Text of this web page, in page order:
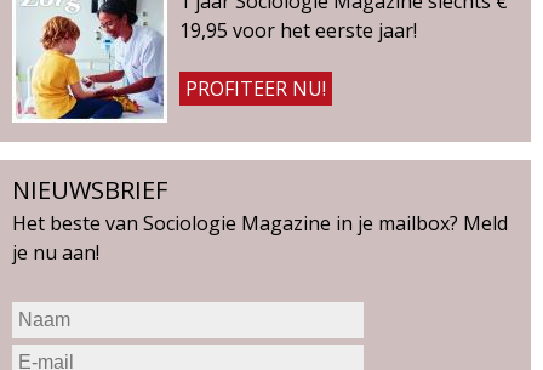
19,95 voor het eerste jaar!
PROFITEER NU!
NIEUWSBRIEF
Het beste van Sociologie Magazine in je mailbox? Meld
je nu aan!